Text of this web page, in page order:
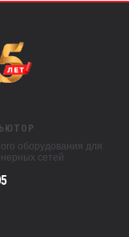
оборудования для
сетей